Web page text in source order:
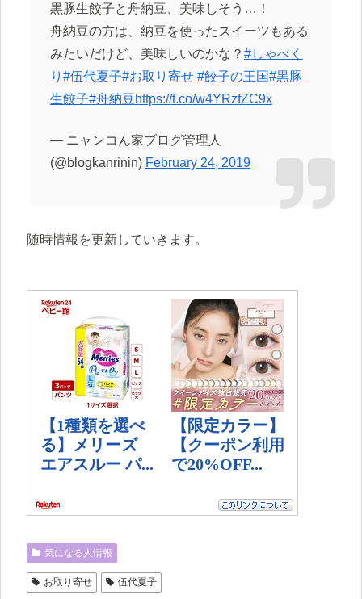
黒豚生餃子と舟納豆、美味しそう…！
舟納豆の方は、納豆を使ったスイーツもある
みたいだけど、美味しいのかな？ #しゃべく
り #伍代夏子#お取り寄せ #餃子の王国#黒豚
生餃子#舟納豆https://t.co/w4YRzfZC9x
— ニャンコん家ブログ管理人
(@blogkanrinin) February 24, 2019
随時情報を更新していきます。
気になる人情報
お取り寄せ 伍代夏子